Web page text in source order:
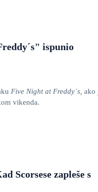
ispunio
Five Night at Freddy´s, ako
vikenda.
Scorsese zapleše s